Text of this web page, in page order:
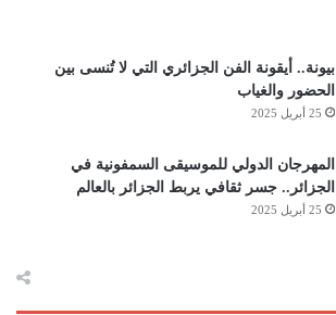
بيونة.. أيقونة الفن الجزائري التي لا تُنسى بين
الحضور والغياب
25 أبريل 2025
المهرجان الدولي للموسيقى السمفونية في
الجزائر.. جسر ثقافي يربط الجزائر بالعالم
25 أبريل 2025